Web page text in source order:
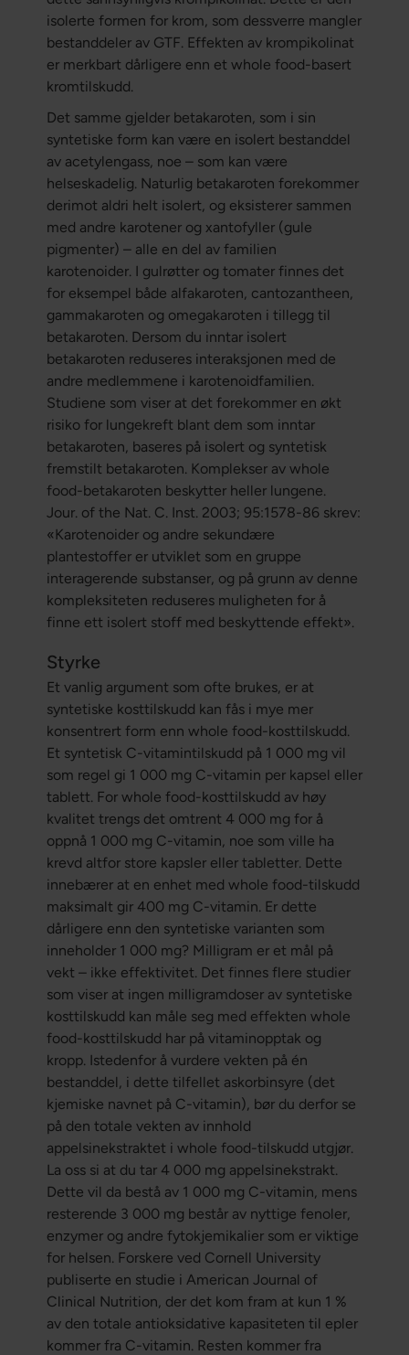
isolerte formen for krom, som dessverre mangler
bestanddeler av GTF. Effekten av krompikolinat
er merkbart dårligere enn et whole food-basert
kromtilskudd.
Det samme gjelder betakaroten, som i sin
syntetiske form kan være en isolert bestanddel
av acetylengass, noe – som kan være
helseskadelig. Naturlig betakaroten forekommer
derimot aldri helt isolert, og eksisterer sammen
med andre karotener og xantofyller (gule
pigmenter) – alle en del av familien
karotenoider. I gulrøtter og tomater finnes det
for eksempel både alfakaroten, cantozantheen,
gammakaroten og omegakaroten i tillegg til
betakaroten. Dersom du inntar isolert
betakaroten reduseres interaksjonen med de
andre medlemmene i karotenoidfamilien.
Studiene som viser at det forekommer en økt
risiko for lungekreft blant dem som inntar
betakaroten, baseres på isolert og syntetisk
fremstilt betakaroten. Komplekser av whole
food-betakaroten beskytter heller lungene.
Jour. of the Nat. C. Inst. 2003; 95:1578-86 skrev:
«Karotenoider og andre sekundære
plantestoffer er utviklet som en gruppe
interagerende substanser, og på grunn av denne
kompleksiteten reduseres muligheten for å
finne ett isolert stoff med beskyttende effekt».
Styrke
Et vanlig argument som ofte brukes, er at
syntetiske kosttilskudd kan fås i mye mer
konsentrert form enn whole food-kosttilskudd.
Et syntetisk C-vitamintilskudd på 1 000 mg vil
som regel gi 1 000 mg C-vitamin per kapsel eller
tablett. For whole food-kosttilskudd av høy
kvalitet trengs det omtrent 4 000 mg for å
oppnå 1 000 mg C-vitamin, noe som ville ha
krevd altfor store kapsler eller tabletter. Dette
innebærer at en enhet med whole food-tilskudd
maksimalt gir 400 mg C-vitamin. Er dette
dårligere enn den syntetiske varianten som
inneholder 1 000 mg? Milligram er et mål på
vekt – ikke effektivitet. Det finnes flere studier
som viser at ingen milligramdoser av syntetiske
kosttilskudd kan måle seg med effekten whole
food-kosttilskudd har på vitaminopptak og
kropp. Istedenfor å vurdere vekten på én
bestanddel, i dette tilfellet askorbinsyre (det
kjemiske navnet på C-vitamin), bør du derfor se
på den totale vekten av innhold
appelsinekstraktet i whole food-tilskudd utgjør.
La oss si at du tar 4 000 mg appelsinekstrakt.
Dette vil da bestå av 1 000 mg C-vitamin, mens
resterende 3 000 mg består av nyttige fenoler,
enzymer og andre fytokjemikalier som er viktige
for helsen. Forskere ved Cornell University
publiserte en studie i American Journal of
Clinical Nutrition, der det kom fram at kun 1 %
av den totale antioksidative kapasiteten til epler
kommer fra C-vitamin. Resten kommer fra